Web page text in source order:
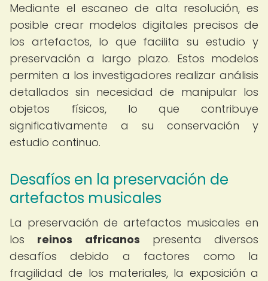
Mediante el escaneo de alta resolución, es
posible crear modelos digitales precisos de
los artefactos, lo que facilita su estudio y
preservación a largo plazo. Estos modelos
permiten a los investigadores realizar análisis
detallados sin necesidad de manipular los
objetos físicos, lo que contribuye
significativamente a su conservación y
estudio continuo.
Desafíos en la preservación de
artefactos musicales
La preservación de artefactos musicales en
los reinos africanos presenta diversos
desafíos debido a factores como la
fragilidad de los materiales, la exposición a